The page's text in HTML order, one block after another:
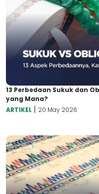
13 Perbedaan Sukuk dan
yang Mana?
ARTIKEL | 20 May 2026